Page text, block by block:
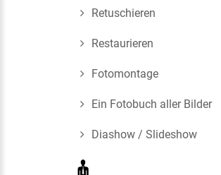
Retuschieren
Restaurieren
Fotomontage
Ein Fotobuch aller Bilder
Diashow / Slideshow